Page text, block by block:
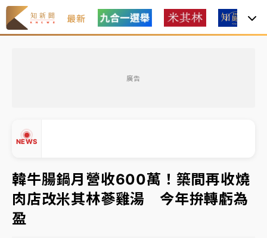
最新
廣告
NEWS
韓股最壞時期已過？大摩估去槓桿完成逾半 波動率降
至2個月低
「白海豚」雨炸新北！通報109件災情 侯友宜揭這類災
損最多
白海豚挾豪雨狂炸新北！時雨量破百毫米 水塔、雨棚
砸落毀車
▼
韓牛腸鍋月營收600萬！築間再收燒
肉店改米其林蔘雞湯 今年拚轉虧為
盈